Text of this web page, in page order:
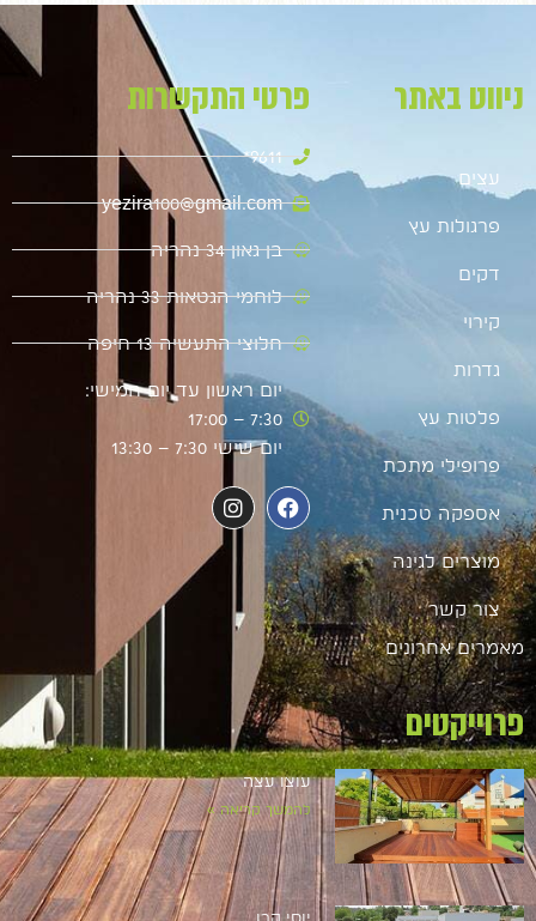
ניווט באתר
עצים
פרגולות עץ
דקים
קירוי
גדרות
פלטות עץ
פרופילי מתכת
אספקה טכנית
מוצרים לגינה
צור קשר
מאמרים אחרונים
פרטי התקשרות
9611*
yezira100@gmail.com
בן גאון 34 נהריה
לוחמי הגטאות 33 נהריה
חלוצי התעשיה 13 חיפה
יום ראשון עד יום חמישי:
7:30 – 17:00
יום שישי 7:30 – 13:30
פרוייקטים
עוצו עצה
להמשך קריאה »